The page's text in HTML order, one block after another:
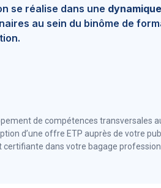
se réalise dans une
au sein du binôme de
de compétences transversales
d’une offre ETP auprès de votre
certifiante dans votre bagage